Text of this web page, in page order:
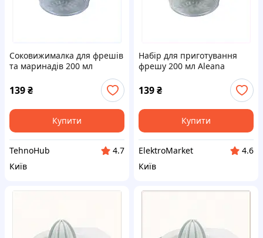
Соковижималка для фрешів
та маринадів 200 мл
139₴
Купити
TehnoHub
4.7
Київ
Набір для приготування
фрешу 200 мл Aleana
139₴
Купити
ElektroMarket
4.6
Київ